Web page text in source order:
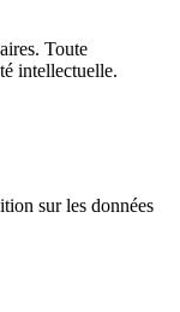
Toute
intellectuelle.
sur les données